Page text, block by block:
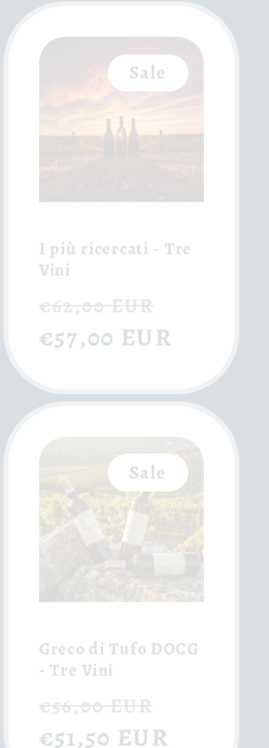
Sale
I più ricercati - Tre
Vini
Normaler
Preis
€62,00 EUR
€57,00 EUR
Sale
Greco di Tufo DOCG
- Tre Vini
Normaler
Preis
€56,00 EUR
€51,50 EUR